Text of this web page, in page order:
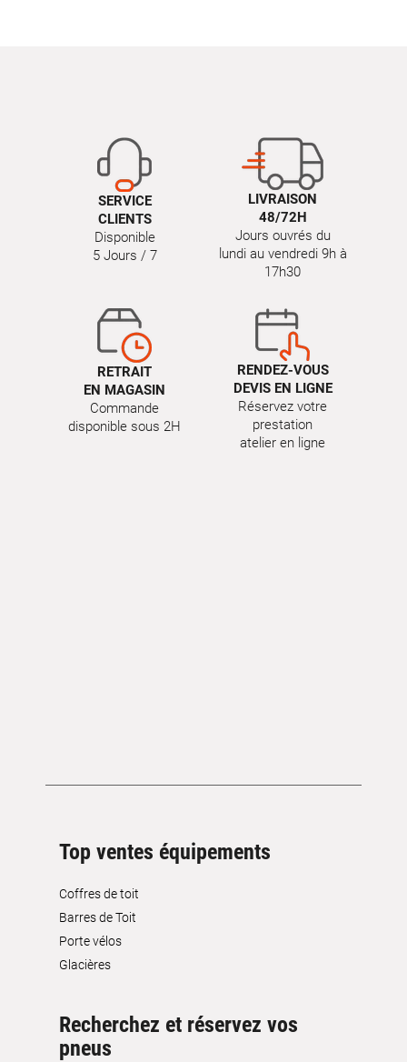
SERVICE
CLIENTS
Disponible
5 Jours / 7
LIVRAISON
48/72H
Jours ouvrés du
lundi au vendredi 9h à
17h30
RETRAIT
EN MAGASIN
Commande
disponible sous 2H
RENDEZ-VOUS
DEVIS EN LIGNE
Réservez votre
prestation
atelier en ligne
Top ventes équipements
Coffres de toit
Barres de Toit
Porte vélos
Glacières
Recherchez et réservez vos
pneus